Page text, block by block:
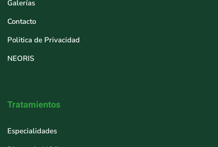
Galerías
Contacto
Politica de Privacidad
NEORIS
Tratamientos
Especialidades